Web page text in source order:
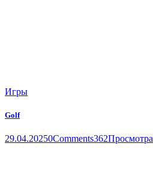
Игры
Golf
29.04.20250Comments362Просмотра